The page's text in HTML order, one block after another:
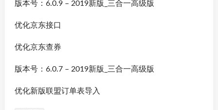
版本号：6.0.9 – 2019新版_三合一高级版
优化京东接口
优化京东查券
版本号：6.0.7 – 2019新版_三合一高级版
优化新版联盟订单表导入